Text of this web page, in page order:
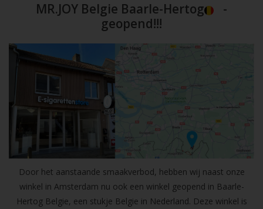
MR.JOY Belgie Baarle-Hertog
-
geopend!!!
Door het aanstaande smaakverbod, hebben wij naast onze
winkel in Amsterdam nu ook een winkel geopend in Baarle-
Hertog Belgie, een stukje Belgie in Nederland. Deze winkel is